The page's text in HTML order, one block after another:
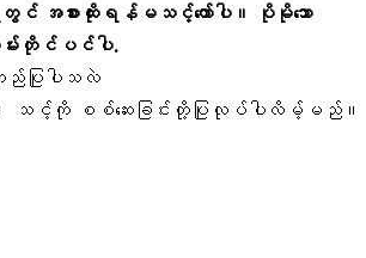
ရာတွင် အစားထိုးရန်မသင့်တော်ပါ။ ပိုမိုသော
းတိုင်ပင်ပါ.
ည်ပြုပါသလဲ
င်း၊ သင့်ကို စစ်ဆေးခြင်းတို့ပြုလုပ်ပါလိမ့်မည်။